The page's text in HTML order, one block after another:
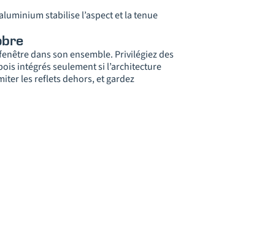
stabilise l’aspect et la tenue
dans son ensemble. Privilégiez des
intégrés seulement si l’architecture
les reflets dehors, et gardez